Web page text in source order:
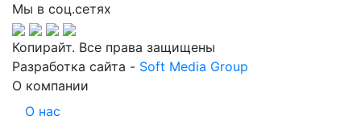
Мы в соц.сетях
Копирайт. Все права защищены
Разработка сайта - Soft Media Group
О компании
О нас